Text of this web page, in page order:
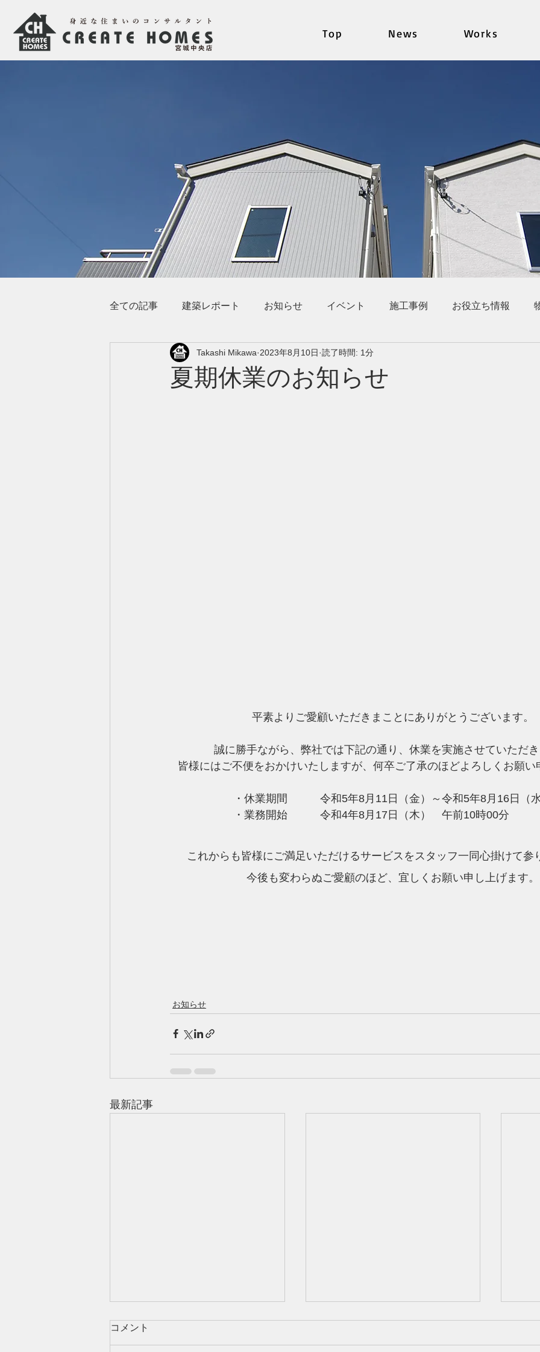
Top News Works
全ての記事 建築レポート お知らせ イベント 施工事例 お役立ち情報
夏期休業のお知らせ
Takashi Mikawa 2023年8月10日 読了時間: 1分
平素よりご愛顧いただきまことにありがとうございます。
誠に勝手ながら、弊社では下記の通り、休業を実施させていただき
皆様にはご不便をおかけいたしますが、何卒ご了承のほどよろしくお願い
・休業期間　　　令和5年8月11日（金）～令和5年8月16日（水
・業務開始　　　令和4年8月17日（木）　午前10時00
これからも皆様にご満足いただけるサービスをスタッフ一同心掛けて参
今後も変わらぬご愛顧のほど、宜しくお願い申し上げます。
お知らせ
最新記事
コメント